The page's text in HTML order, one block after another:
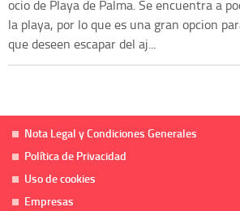
ocio de Playa de Palma. Se encuentra a
la playa, por lo que es una gran opcion
que deseen escapar del aj...
Nota Legal y Condiciones Generales
Política de Privacidad
Uso de cookies
Empresas